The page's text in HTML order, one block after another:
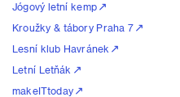
Jógový letní kemp
Kroužky & tábory Praha 7
Lesní klub Havránek
Letní Letňák
makeITtoday